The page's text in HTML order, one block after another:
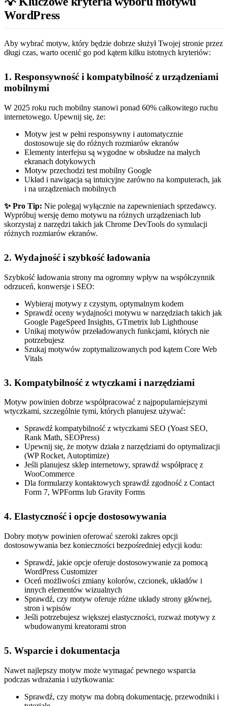
WordPress
Aby wybrać motyw, który będzie dobrze służył Twojej stronie przez
długi czas, warto ocenić go pod kątem kilku istotnych kryteriów:
1. Responsywność i kompatybilność z urządzeniami
mobilnymi
W 2025 roku ruch mobilny stanowi ponad 60% całkowitego ruchu
internetowego. Upewnij się, że:
Motyw jest w pełni responsywny i automatycznie
dostosowuje się do różnych rozmiarów ekranów
Elementy interfejsu są wygodne w obsłudze na małych
ekranach dotykowych
Motyw przechodzi test mobilny Google
Układ i nawigacja są intuicyjne zarówno na komputerach, jak
i na urządzeniach mobilnych
✨ Pro Tip: Nie polegaj wyłącznie na zapewnieniach sprzedawcy.
Wypróbuj wersję demo motywu na różnych urządzeniach lub
skorzystaj z narzędzi takich jak Chrome DevTools do symulacji
różnych rozmiarów ekranów.
2. Wydajność i szybkość ładowania
Szybkość ładowania strony ma ogromny wpływ na współczynnik
odrzuceń, konwersje i SEO:
Wybieraj motywy z czystym, optymalnym kodem
Sprawdź oceny wydajności motywu w narzędziach takich jak
Google PageSpeed Insights, GTmetrix lub Lighthouse
Unikaj motywów przeładowanych funkcjami, których nie
potrzebujesz
Szukaj motywów zoptymalizowanych pod kątem Core Web
Vitals
3. Kompatybilność z wtyczkami i narzędziami
Motyw powinien dobrze współpracować z najpopularniejszymi
wtyczkami, szczególnie tymi, których planujesz używać:
Sprawdź kompatybilność z wtyczkami SEO (Yoast SEO,
Rank Math, SEOPress)
Upewnij się, że motyw działa z narzędziami do optymalizacji
(WP Rocket, Autoptimize)
Jeśli planujesz sklep internetowy, sprawdź współpracę z
WooCommerce
Dla formularzy kontaktowych sprawdź zgodność z Contact
Form 7, WPForms lub Gravity Forms
4. Elastyczność i opcje dostosowywania
Dobry motyw powinien oferować szeroki zakres opcji
dostosowywania bez konieczności bezpośredniej edycji kodu:
Sprawdź, jakie opcje oferuje dostosowywanie za pomocą
WordPress Customizer
Oceń możliwości zmiany kolorów, czcionek, układów i
innych elementów wizualnych
Sprawdź, czy motyw oferuje różne układy strony głównej,
stron i wpisów
Jeśli potrzebujesz większej elastyczności, rozważ motywy z
wbudowanymi kreatorami stron
5. Wsparcie i dokumentacja
Nawet najlepszy motyw może wymagać pewnego wsparcia
podczas wdrażania i użytkowania:
Sprawdź, czy motyw ma dobrą dokumentację, przewodniki i